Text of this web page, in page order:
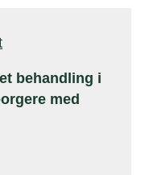
behandling i
med